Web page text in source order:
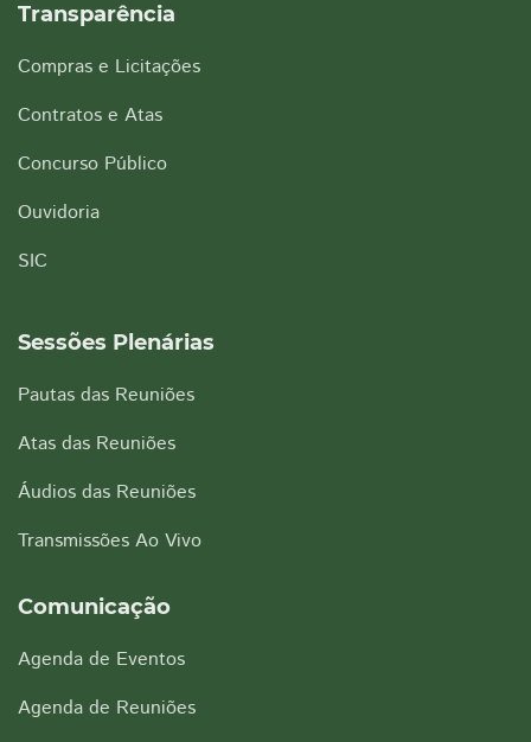
Transparência
Compras e Licitações
Contratos e Atas
Concurso Público
Ouvidoria
SIC
Sessões Plenárias
Pautas das Reuniões
Atas das Reuniões
Áudios das Reuniões
Transmissões Ao Vivo
Comunicação
Agenda de Eventos
Agenda de Reuniões